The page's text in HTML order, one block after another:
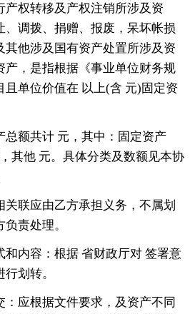
产权转移及产权注销所涉及资
、调拨、捐赠、报废，呆坏帐损
其他涉及国有资产处置所涉及资
产，是指根据《事业单位财务规
且单位价值在 以上(含 元)固定资
总额共计 元，其中：固定资产
其他 元。具体分类及数额见本协
关联应由乙方承担义务，不属划
责处理。
和内容：根据 省财政厅对 签署意
划转。
：应根据文件要求，及资产不同